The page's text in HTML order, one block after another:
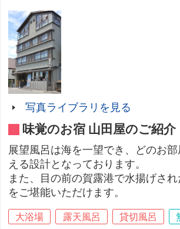
写真ライブラリを見る
味覚のお宿 山田屋のご紹介
展望風呂は海を一望でき、どのお
える設計となっております。
また、目の前の賀露港で水揚げさ
をご堪能いただけます。
大浴場 露天風呂 貸切風呂